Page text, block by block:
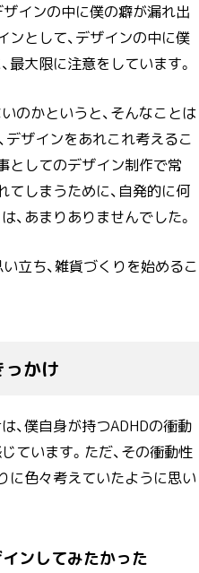
ザインの中に僕の癖が漏れ出
ンとして、デザインの中に僕
最大限に注意をしています。
のかというと、そんなことは
デザインをあれこれ考えるこ
としてのデザイン制作で常
てしまうために、自発的に何
、あまりありませんでした。
立ち、雑貨づくりを始めるこ
かけ
、僕自身が持つADHDの衝動
ています。ただ、その衝動性
に色々考えていたように思い
ンしてみたかった